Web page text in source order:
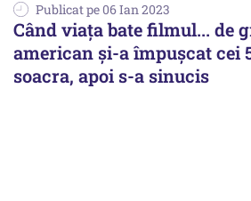
Publicat pe 06 Ian 2023
Când viaţa bate filmul... de
american şi-a împuşcat cei
soacra, apoi s-a sinucis